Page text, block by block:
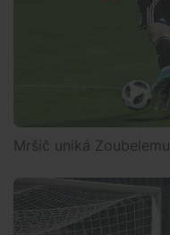
Mršič uniká Zoubelemu